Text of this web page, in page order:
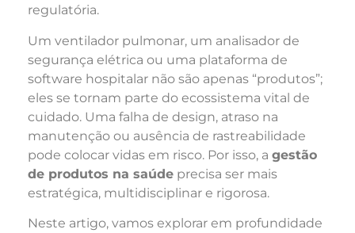
regulatória.
Um ventilador pulmonar, um analisador de
segurança elétrica ou uma plataforma de
software hospitalar não são apenas “produtos”;
eles se tornam parte do ecossistema vital de
cuidado. Uma falha de design, atraso na
manutenção ou ausência de rastreabilidade
pode colocar vidas em risco. Por isso, a gestão
de produtos na saúde precisa ser mais
estratégica, multidisciplinar e rigorosa.
Neste artigo, vamos explorar em profundidade